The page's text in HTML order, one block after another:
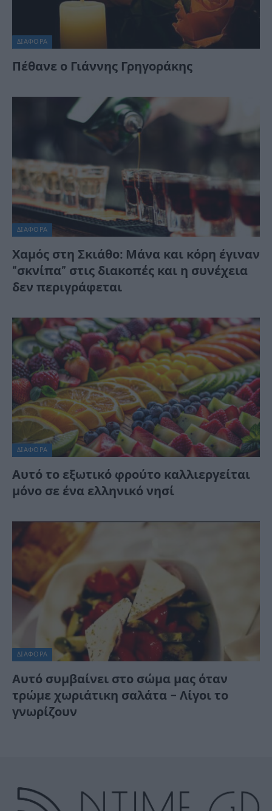
ΔΙΆΦΟΡΑ
Πέθανε ο Γιάννης Γρηγοράκης
ΔΙΆΦΟΡΑ
Χαμός στη Σκιάθο: Μάνα και κόρη έγιναν
“σκνίπα” στις διακοπές και η συνέχεια
δεν περιγράφεται
ΔΙΆΦΟΡΑ
Αυτό το εξωτικό φρούτο καλλιεργείται
μόνο σε ένα ελληνικό νησί
ΔΙΆΦΟΡΑ
Αυτό συμβαίνει στο σώμα μας όταν
τρώμε χωριάτικη σαλάτα – Λίγοι το
γνωρίζουν